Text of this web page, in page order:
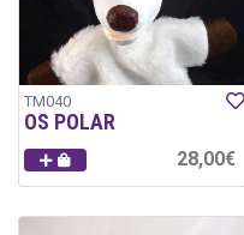
TM040
OS POLAR
28,00€